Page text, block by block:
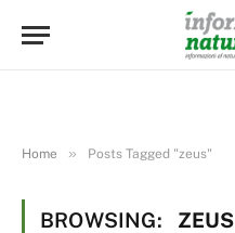
Home » Posts Tagged "zeus"
BROWSING: ZEUS